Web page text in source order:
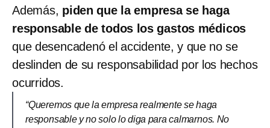
Además, piden que la empresa se haga
responsable de todos los gastos médicos
que desencadenó el accidente, y que no se
deslinden de su responsabilidad por los hechos
ocurridos.
“Queremos que la empresa realmente se haga
responsable y no solo lo diga para calmarnos. No